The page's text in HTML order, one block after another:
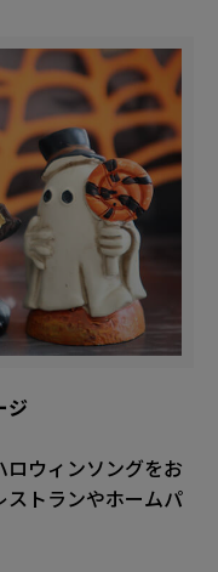
ジ
ウィンソングをお
ストランやホームパ